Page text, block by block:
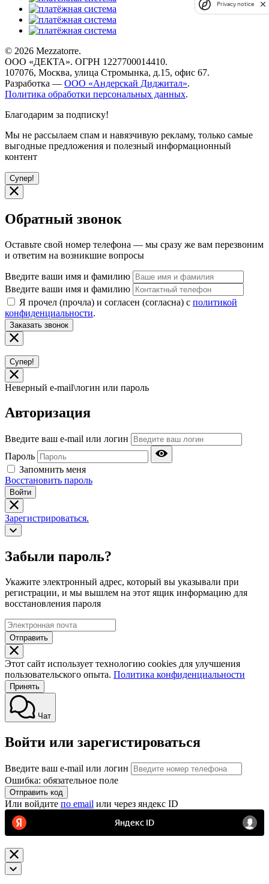
© 2026 Mezzatorre.
ООО «ДЕКТА». ОГРН 1227700014410.
107076, Москва, улица Стромынка, д.15, офис 67.
Разработка — ООО «Андерскай Диджитал».
Политика обработки персональных данных.
Благодарим за подписку!
Мы не рассылаем спам и навязчивую рекламу, только самые
выгодные предложения и полезный информационный
контент
Супер!
Обратный звонок
Оставьте свой номер телефона — мы сразу же вам перезвоним
и ответим на возникшие вопросы
Введите ваши имя и фамилию
Введите ваши имя и фамилию
Я прочел (прочла) и согласен (согласна) с политикой
конфиденциальности.
Заказать звонок
Супер!
Неверный e-mail\логин или пароль
Авторизация
Введите ваш e-mail или логин
Пароль
Запомнить меня
Восстановить пароль
Войти
Зарегистрироваться.
Забыли пароль?
Укажите электронный адрес, который вы указывали при
регистрации, и мы вышлем на этот ящик информацию для
восстановления пароля
Отправить
Этот сайт использует технологию cookies для улучшения
пользовательского опыта. Политика конфиденциальности
Принять
Чат
Войти или зарегистироваться
Введите ваш e-mail или логин
Ошибка: обязательное поле
Отправить код
Или войдите по email или через яндекс ID
Privacy notice